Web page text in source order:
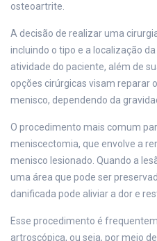
osteoartrite.
A decisão de realizar uma
incluindo o tipo e a localização
atividade do paciente, além de
opções cirúrgicas visam reparar
menisco, dependendo da
O procedimento mais comum
meniscectomia, que envolve a
menisco lesionado. Quando a
uma área que pode ser
danificada pode aliviar a dor e
Esse procedimento é
artroscópica, ou seja, por meio